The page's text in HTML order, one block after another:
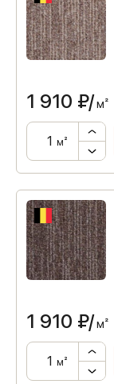
1 910 ₽/м²
м²
1 910 ₽/м²
м²